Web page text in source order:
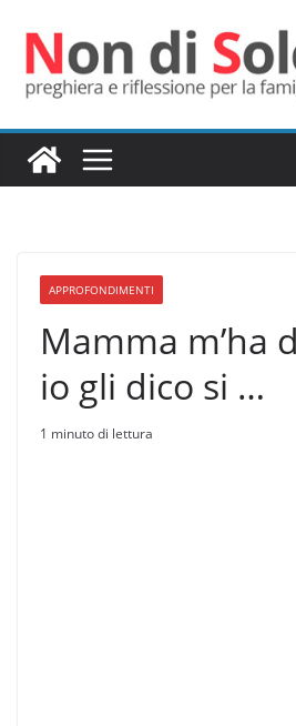
contenuto
APPROFONDIMENTI
Mamma m’ha
io gli dico si …
1 minuto di lettura